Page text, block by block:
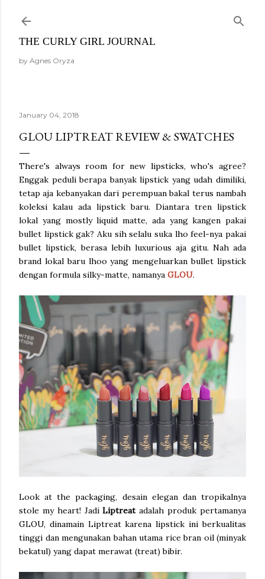
THE CURLY GIRL JOURNAL
by Agnes Oryza
January 04, 2018
GLOU LIPTREAT REVIEW & SWATCHES
There's always room for new lipsticks, who's agree?
Enggak peduli berapa banyak lipstick yang udah dimiliki,
tetap aja kebanyakan dari perempuan bakal terus nambah
koleksi kalau ada lipstick baru. Diantara tren lipstick
lokal yang mostly liquid matte, ada yang kangen pakai
bullet lipstick gak? Aku sih selalu suka lho feel-nya pakai
bullet lipstick, berasa lebih luxurious aja gitu. Nah ada
brand lokal baru lhoo yang mengeluarkan bullet lipstick
dengan formula silky-matte, namanya GLOU.
Look at the packaging, desain elegan dan tropikalnya
stole my heart! JadiLiptreatadalah produk pertamanya
GLOU, dinamain Liptreat karena lipstick ini berkualitas
tinggi dan mengunakan bahan utama rice bran oil (minyak
bekatul) yang dapat merawat (treat) bibir.